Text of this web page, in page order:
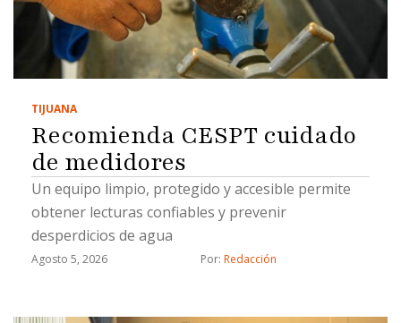
TIJUANA
Recomienda CESPT cuidado
de medidores
Un equipo limpio, protegido y accesible permite
obtener lecturas confiables y prevenir
desperdicios de agua
Agosto 5, 2026 Por: Redacción